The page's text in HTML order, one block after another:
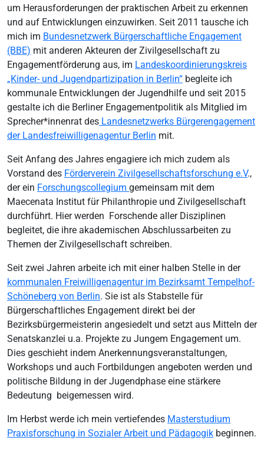
um Herausforderungen der praktischen Arbeit zu erkennen
und auf Entwicklungen einzuwirken. Seit 2011 tausche ich
mich im Bundesnetzwerk Bürgerschaftliche Engagement
(BBE) mit anderen Akteuren der Zivilgesellschaft zu
Engagementförderung aus, im Landeskoordinierungskreis
„Kinder- und Jugendpartizipation in Berlin“ begleite ich
kommunale Entwicklungen der Jugendhilfe und seit 2015
gestalte ich die Berliner Engagementpolitik als Mitglied im
Sprecher*innenrat des Landesnetzwerks Bürgerengagement
der Landesfreiwilligenagentur Berlin mit.
Seit Anfang des Jahres engagiere ich mich zudem als
Vorstand des Förderverein Zivilgesellschaftsforschung e.V.,
der ein Forschungscollegium gemeinsam mit dem
Maecenata Institut für Philanthropie und Zivilgesellschaft
durchführt. Hier werden Forschende aller Disziplinen
begleitet, die ihre akademischen Abschlussarbeiten zu
Themen der Zivilgesellschaft schreiben.
Seit zwei Jahren arbeite ich mit einer halben Stelle in der
kommunalen Freiwilligenagentur im Bezirksamt Tempelhof-
Schöneberg von Berlin. Sie ist als Stabstelle für
Bürgerschaftliches Engagement direkt bei der
Bezirksbürgermeisterin angesiedelt und setzt aus Mitteln der
Senatskanzlei u.a. Projekte zu Jungem Engagement um.
Dies geschieht indem Anerkennungsveranstaltungen,
Workshops und auch Fortbildungen angeboten werden und
politische Bildung in der Jugendphase eine stärkere
Bedeutung beigemessen wird.
Im Herbst werde ich mein vertiefendes Masterstudium
Praxisforschung in Sozialer Arbeit und Pädagogik beginnen.